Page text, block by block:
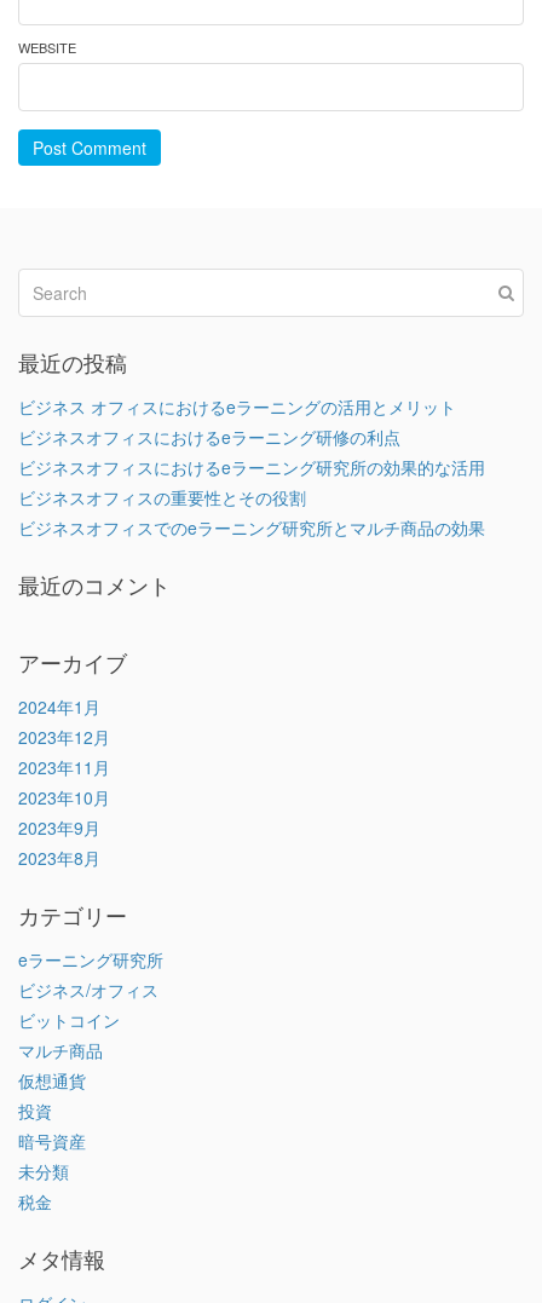
WEBSITE
Post Comment
最近の投稿
ビジネス オフィスにおけるeラーニングの活用とメリット
ビジネスオフィスにおけるeラーニング研修の利点
ビジネスオフィスにおけるeラーニング研究所の効果的な活用
ビジネスオフィスの重要性とその役割
ビジネスオフィスでのeラーニング研究所とマルチ商品の効果
最近のコメント
アーカイブ
2024年1月
2023年12月
2023年11月
2023年10月
2023年9月
2023年8月
カテゴリー
eラーニング研究所
ビジネス/オフィス
ビットコイン
マルチ商品
仮想通貨
投資
暗号資産
未分類
税金
メタ情報